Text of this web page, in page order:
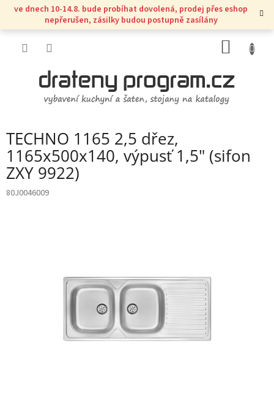
Přejít
obsah
ve dnech 10-14.8. bude probíhat dovolená, prodej přes eshop
nepřerušen, zásilky budou postupně zasílány
KOŠÍK
TECHNO 1165 2,5 dřez,
1165x500x140, výpusť 1,5" (sifon
ZXY 9922)
80J0046009